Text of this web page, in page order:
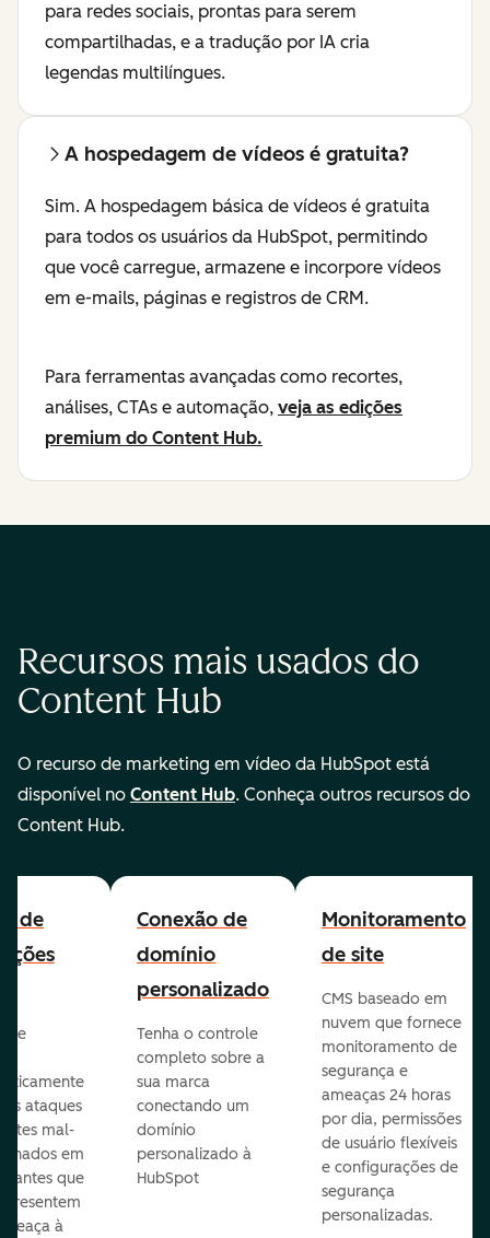
para redes sociais, prontas para serem
compartilhadas, e a tradução por IA cria
legendas multilíngues.
A hospedagem de vídeos é gratuita?
Sim. A hospedagem básica de vídeos é gratuita
para todos os usuários da HubSpot, permitindo
que você carregue, armazene e incorpore vídeos
em e-mails, páginas e registros de CRM.
Para ferramentas avançadas como recortes,
análises, CTAs e automação, veja as edições
premium do Content Hub.
Recursos mais usados do
Content Hub
O recurso de marketing em vídeo da HubSpot está
disponível no Content Hub. Conheça outros recursos do
Content Hub.
de
e
ataques
mal-
em
antes que
à
Conexão de
domínio
personalizado
Tenha o controle
completo sobre a
sua marca
conectando um
domínio
personalizado à
HubSpot
Monitoramento
de site
CMS baseado em
nuvem que fornece
monitoramento de
segurança e
ameaças 24 horas
por dia, permissões
de usuário flexíveis
e configurações de
segurança
personalizadas.